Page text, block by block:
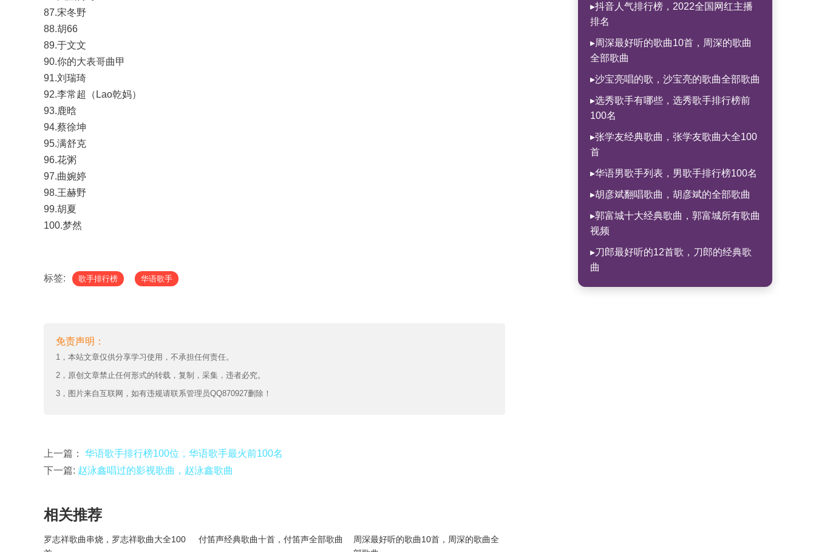
87.宋冬野
88.胡66
89.于文文
90.你的大表哥曲甲
91.刘瑞琦
92.李常超（Lao乾妈）
93.鹿晗
94.蔡徐坤
95.满舒克
96.花粥
97.曲婉婷
98.王赫野
99.胡夏
100.梦然
标签: 歌手排行榜 华语歌手
免责声明：
1，本站文章仅供分享学习使用，不承担任何责任。
2，原创文章禁止任何形式的转载，复制，采集，违者必究。
3，图片来自互联网，如有违规请联系管理员QQ870927删除！
上一篇： 华语歌手排行榜100位，华语歌手最火前100名
下一篇: 赵泳鑫唱过的影视歌曲，赵泳鑫歌曲
相关推荐
罗志祥歌曲串烧，罗志祥歌曲大全100
付笛声经典歌曲十首，付笛声全部歌曲
周深最好听的歌曲10首，周深的歌曲全
▸抖音人气排行榜，2022全国网红主播
排名
▸周深最好听的歌曲10首，周深的歌曲
全部歌曲
▸沙宝亮唱的歌，沙宝亮的歌曲全部歌曲
▸选秀歌手有哪些，选秀歌手排行榜前
100名
▸张学友经典歌曲，张学友歌曲大全100
首
▸华语男歌手列表，男歌手排行榜100名
▸胡彦斌翻唱歌曲，胡彦斌的全部歌曲
▸郭富城十大经典歌曲，郭富城所有歌曲
视频
▸刀郎最好听的12首歌，刀郎的经典歌
曲